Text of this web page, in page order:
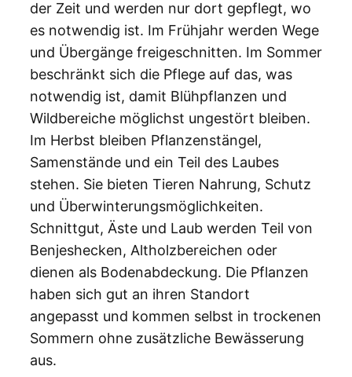
der Zeit und werden nur dort gepflegt, wo
es notwendig ist. Im Frühjahr werden Wege
und Übergänge freigeschnitten. Im Sommer
beschränkt sich die Pflege auf das, was
notwendig ist, damit Blühpflanzen und
Wildbereiche möglichst ungestört bleiben.
Im Herbst bleiben Pflanzenstängel,
Samenstände und ein Teil des Laubes
stehen. Sie bieten Tieren Nahrung, Schutz
und Überwinterungsmöglichkeiten.
Schnittgut, Äste und Laub werden Teil von
Benjeshecken, Altholzbereichen oder
dienen als Bodenabdeckung. Die Pflanzen
haben sich gut an ihren Standort
angepasst und kommen selbst in trockenen
Sommern ohne zusätzliche Bewässerung
aus.